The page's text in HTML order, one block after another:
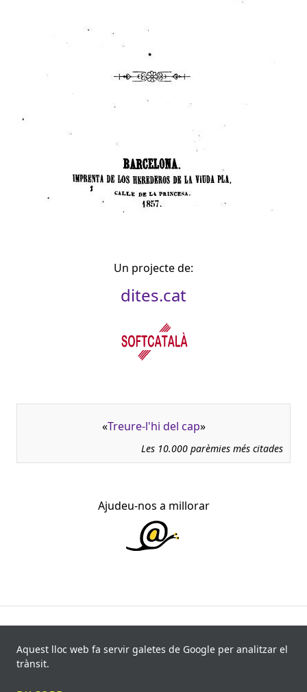
Un projecte de:
dites.cat
«Treure-l'hi del cap»
Les 10.000 parèmies més citades
Ajudeu-nos a millorar
recollides de 840 fonts i 8.113 informants. Última
Aquest lloc web fa servir galetes de Google per analitzar el
trànsit.